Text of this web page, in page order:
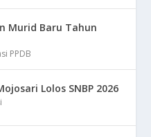
Murid Baru Tahun
PPDB
Lolos SNBP 2026